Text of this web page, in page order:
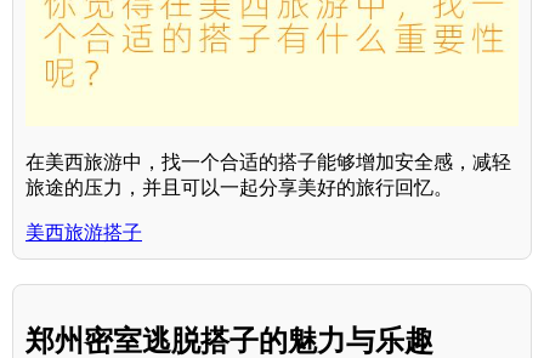
在美西旅游中，找一个合适的搭子能够增加安全感，减轻
旅途的压力，并且可以一起分享美好的旅行回忆。
美西旅游搭子
郑州密室逃脱搭子的魅力与乐趣